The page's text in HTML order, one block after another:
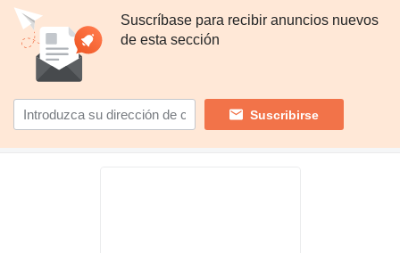
Suscríbase para recibir anuncios nuevos
de esta sección
Suscribirse